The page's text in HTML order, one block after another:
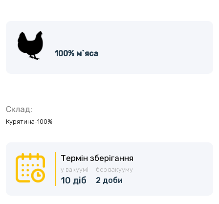
100% м`яса
Склад:
Курятина-100%
Термін зберігання
у вакуумі
10 діб
без вакууму
2 доби